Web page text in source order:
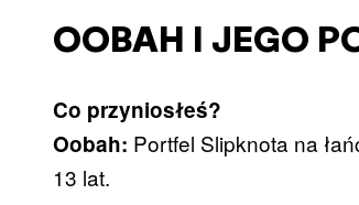
OOBAH I JEGO
Co przyniosłeś?
Oobah: Portfel Slipknota na
13 lat.